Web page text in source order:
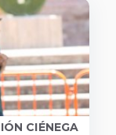
CIÉNEGA